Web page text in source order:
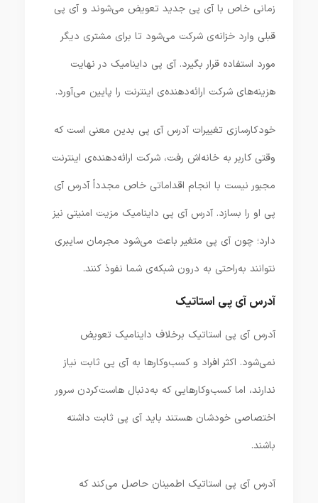
زمانی خاص با آی پی جدید تعویض می‌شوند و آی پی
قبلی وارد خزانه‌ی شرکت می‌شود تا برای مشتری دیگر
مورد استفاده قرار بگیرد. آی پی داینامیک در نهایت
هزینه‌های شرکت ارائه‌دهنده‌ی اینترنت را پایین می‌آورد.
خودکارسازی تغییرات آدرس آی پی بدین معنی است که
وقتی کاربر به خانه‌اش رفت، شرکت ارائه‌دهنده‌ی اینترنت
مجبور نیست با انجام اقداماتی خاص مجدداً آدرس آی
پی او را بسازد. آدرس آی پی داینامیک مزیت امنیتی نیز
دارد؛ چون آی پی متغیر باعث می‌شود مجرمان سایبری
نتوانند به‌راحتی به درون شبکه‌ی شما نفوذ کنند.
آدرس آی پی استاتیک
آدرس آی پی استاتیک برخلاف داینامیک تعویض
نمی‌شود. اکثر افراد و کسب‌و‌کارها به آی پی ثابت نیاز
ندارند، اما کسب‌و‌کارهایی که به‌دنبال هاست‌کردن سرور
اختصاصی خودشان هستند باید آی پی ثابت داشته
باشند.
آدرس آی پی استاتیک اطمینان حاصل می‌کند که